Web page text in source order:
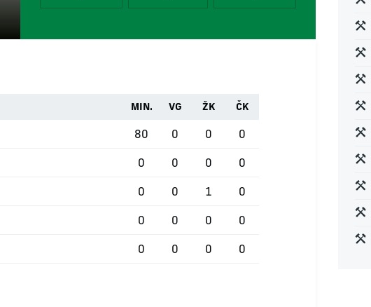
MIN. VG ŽK ČK
80 0 0 0
0 0 0 0
0 0 1 0
0 0 0 0
0 0 0 0